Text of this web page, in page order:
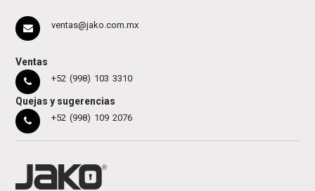
ventas@jako.com.mx
Ventas
+52 (998) 103 3310
Quejas y sugerencias
+52 (998) 109 2076